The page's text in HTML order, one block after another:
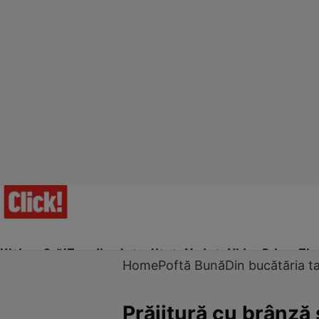
Ultima Oră!Trending Actualitate Vedete Video Prime Time
HomePoftă BunăDin bucătăria ta
Prăjitură cu brânză